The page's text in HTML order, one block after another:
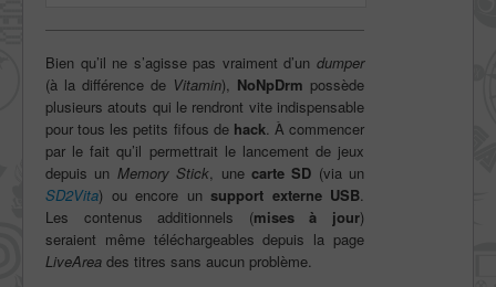
Bien qu’il ne s’agisse pas vraiment d’un dumper
(à la différence de Vitamin), NoNpDrm possède
plusieurs atouts qui le rendront vite indispensable
pour tous les petits fifous de hack. À commencer
par le fait qu’il permettrait le lancement de jeux
depuis un Memory Stick , une carte SD (via un
SD2Vita) ou encore un support externe USB
Les contenus additionnels (mises à jour)
seraient même téléchargeables depuis la page
LiveArea des titres sans aucun problème.